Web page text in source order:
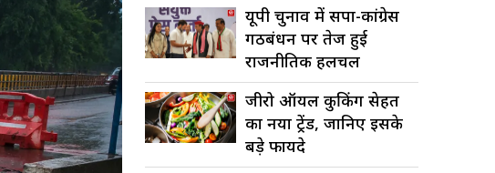
यूपी चुनाव में सपा-कांग्रेस
गठबंधन पर तेज हुई
राजनीतिक हलचल
जीरो ऑयल कुकिंग सेहत
का नया ट्रेंड, जानिए इसके
बड़े फायदे